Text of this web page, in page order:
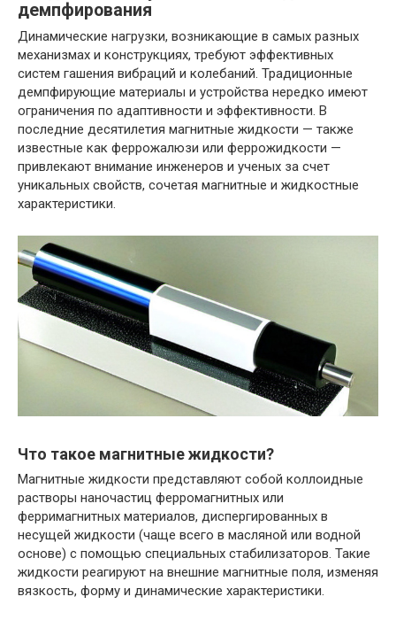
демпфирования
Динамические нагрузки, возникающие в самых разных
механизмах и конструкциях, требуют эффективных
систем гашения вибраций и колебаний. Традиционные
демпфирующие материалы и устройства нередко имеют
ограничения по адаптивности и эффективности. В
последние десятилетия магнитные жидкости — также
известные как феррожалюзи или феррожидкости —
привлекают внимание инженеров и ученых за счет
уникальных свойств, сочетая магнитные и жидкостные
характеристики.
Что такое магнитные жидкости?
Магнитные жидкости представляют собой коллоидные
растворы наночастиц ферромагнитных или
ферримагнитных материалов, диспергированных в
несущей жидкости (чаще всего в масляной или водной
основе) с помощью специальных стабилизаторов. Такие
жидкости реагируют на внешние магнитные поля, изменяя
вязкость, форму и динамические характеристики.